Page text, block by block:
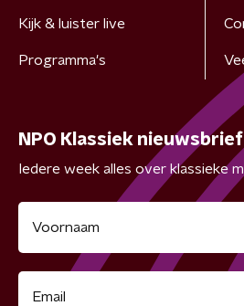
Kijk & luister live
Programma's
NPO Klassiek nieuwsbrief
Iedere week alles over klassieke